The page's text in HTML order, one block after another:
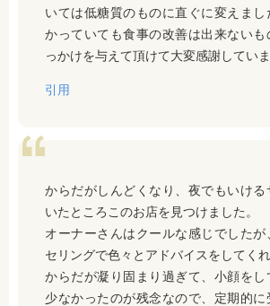
いては低糖質のものに直ぐに変えまし
かっていても食事の改善は出来ないも
っかけを与えて頂けて大変感謝していま
引用
からだがしんどくなり、夜でもいける
いたところこのお店を見つけました。
オーナーさんはクールな感じでしたが
セリングで色々とアドバイスをしてくれ
からだが凝り固まり過ぎて、小顔を
少なかったのが残念なので、定期的